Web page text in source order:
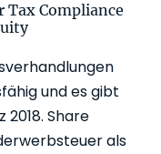
Compliance
und es gibt
Share
als